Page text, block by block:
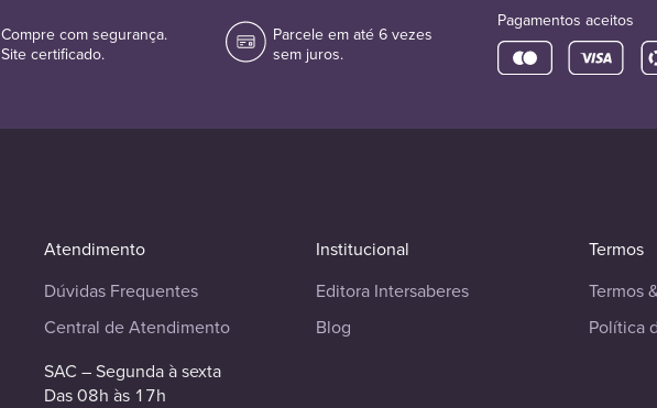
Compre com segurança.
Site certificado.
Parcele em até 6 vezes
sem juros.
Pagamentos aceitos
Atendimento
Dúvidas Frequentes
Central de Atendimento
SAC – Segunda à sexta
Das 08h às 17h
Institucional
Editora Intersaberes
Blog
Termos
Termos
Política